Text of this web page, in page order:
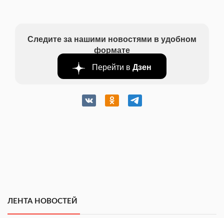
Следите за нашими новостями в удобном
формате
Перейти в Дзен
ЛЕНТА НОВОСТЕЙ